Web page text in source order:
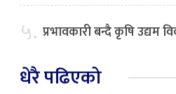
५. प्रभावकारी बन्दै कृषि उद्यम
धेरै पढिएको